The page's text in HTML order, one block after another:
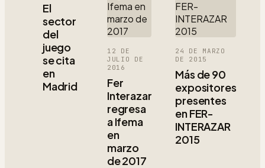
El
sector
del
juego
se cita
en
Madrid
12 DE
JULIO DE
2016
Fer
Interazar
regresa
a Ifema
en
marzo
de 2017
24 DE MARZO
DE 2015
Más de 90
expositores
presentes
en FER-
INTERAZAR
2015